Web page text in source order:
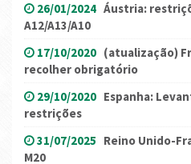
26/01/2024 Áustria:
A12/A13/A10
17/10/2020 (atualização)
recolher obrigatório
29/10/2020 Espanha:
restrições
31/07/2025 Reino Unido-
M20